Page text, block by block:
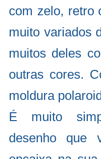
com zelo, retro
muito variados
muitos deles
outras cores.
moldura
É muito
desenho que